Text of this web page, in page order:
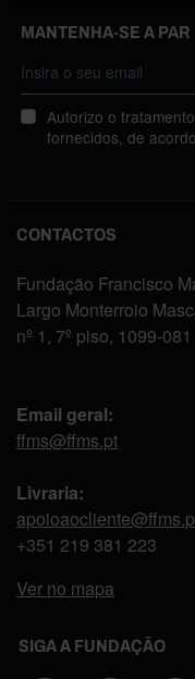
MANTENHA-SE A PAR
Autorizo o
fornecidos, de
CONTACTOS
Fundação Francisco
Largo Monterroio
nº 1, 7º piso, 1099-
Email geral:
ffms@ffms.pt
Livraria:
+351 219 381 223
Ver no mapa
SIGA A FUNDAÇÃO